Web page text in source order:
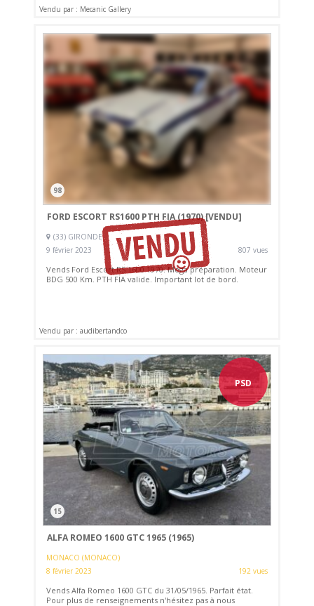
Vendu par : Mecanic Gallery
98
FORD ESCORT RS1600 PTH FIA (1970)[VENDU]
(33) GIRONDE
9 février 2023
807 vues
Vends Ford Escort RS 1600 1970. Méga préparation. Moteur
BDG 500 Km. PTH FIA valide. Important lot de bord.
Vendu par : audibertandco
PSD
15
ALFA ROMEO 1600 GTC 1965 (1965)
MONACO (MONACO)
8 février 2023
192 vues
Vends Alfa Romeo 1600 GTC du 31/05/1965. Parfait état.
Pour plus de renseignements n'hésitez pas à nous